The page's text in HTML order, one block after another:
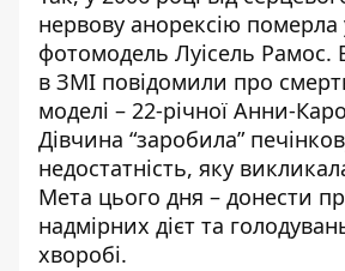
нервову анорексію померла
фотомодель Луісель Рамос.
в ЗМІ повідомили про
моделі – 22-річної Анни-
Дівчина “заробила”
недостатність, яку
Мета цього дня – донести
надмірних дієт та
хворобі.